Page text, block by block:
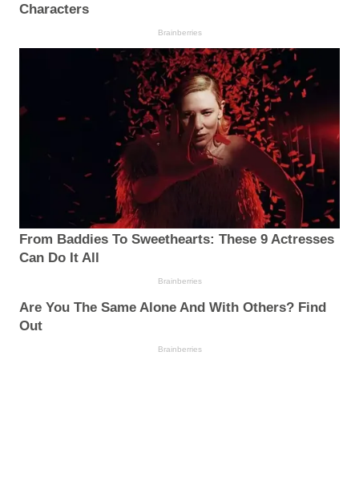
Characters
Brainberries
From Baddies To Sweethearts: These 9 Actresses
Can Do It All
Brainberries
Are You The Same Alone And With Others? Find
Out
Brainberries